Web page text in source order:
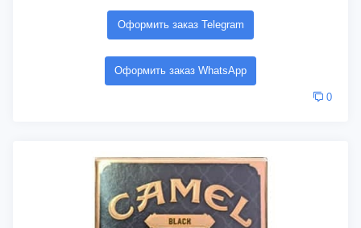
Оформить заказ Telegram
Оформить заказ WhatsApp
0